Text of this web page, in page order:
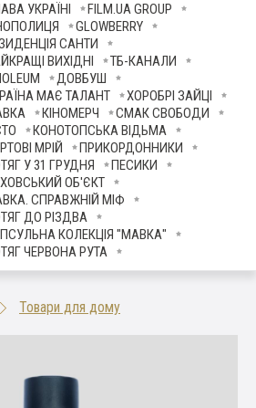
УКРАЇНІ
FILM.UA GROUP
GLOWBERRY
САНТИ
ВИХІДНІ
ТБ-КАНАЛИ
ДОВБУШ
МАЄ ТАЛАНТ
ХОРОБРІ ЗАЙЦІ
КІНОМЕРЧ
СМАК СВОБОДИ
КОНОТОПСЬКА ВІДЬМА
МРІЙ
ПРИКОРДОННИКИ
У 31 ГРУДНЯ
ПЕСИКИ
ОБ'ЄКТ
СПРАВЖНІЙ МІФ
ДО РІЗДВА
КОЛЕКЦІЯ "МАВКА"
ЧЕРВОНА РУТА
Товари для дому